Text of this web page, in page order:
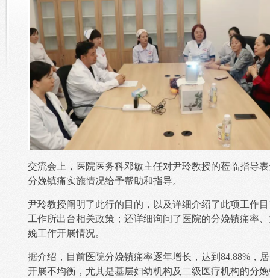
交流会上，医院医务科邓敏主任对尹玲教授的莅临指导
分娩镇痛实施情况给予帮助和指导。
尹玲教授阐明了此行的目的，以及详细介绍了此项工作
工作所出台相关政策；还详细询问了医院的分娩镇痛率
娩工作开展情况。
据介绍，目前医院分娩镇痛率逐年增长，达到84.88%，
开展不均衡，尤其是基层妇幼机构及二级医疗机构的分